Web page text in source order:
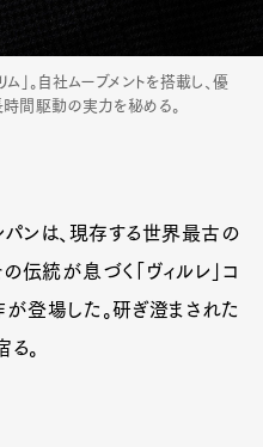
」。自社ムーブメントを搭載し、優
間駆動の実力を秘める。
ンは、現存する世界最古の
伝統が息づく「ヴィルレ」コ
登場した。研ぎ澄まされた
。